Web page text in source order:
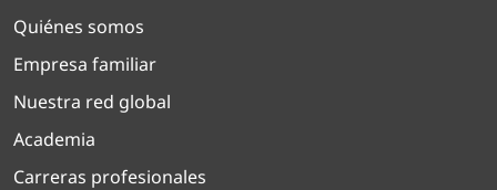
Quiénes somos
Empresa familiar
Nuestra red global
Academia
Carreras profesionales